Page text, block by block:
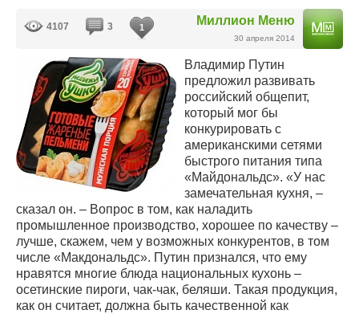
Миллион Меню
30 апреля 2014
4107 3 1
Владимир Путин
предложил развивать
российский общепит,
который мог бы
конкурировать с
американскими сетями
быстрого питания типа
«Майдональдс». «У нас
замечательная кухня, –
сказал он. – Вопрос в том, как наладить
промышленное производство, хорошее по качеству –
лучше, скажем, чем у возможных конкурентов, в том
числе «Макдональдс». Путин признался, что ему
нравятся многие блюда национальных кухонь –
осетинские пироги, чак-чак, беляши. Такая продукция,
как он считает, должна быть качественной как